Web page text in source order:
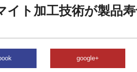
イト加工技術が製品
google+